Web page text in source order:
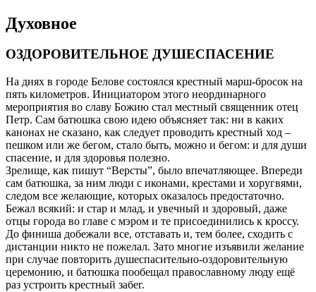
Духовное
ОЗДОРОВИТЕЛЬНОЕ ДУШЕСПАСЕНИЕ
На днях в городе Белове состоялся крестный марш-бросок на
пять километров. Инициатором этого неординарного
мероприятия во славу Божию стал местный священник отец
Петр. Сам батюшка свою идею объясняет так: ни в каких
канонах не сказано, как следует проводить крестный ход –
пешком или же бегом, стало быть, можно и бегом: и для души
спасение, и для здоровья полезно.
Зрелище, как пишут “Версты”, было впечатляющее. Впереди
сам батюшка, за ним люди с иконами, крестами и хоругвями,
следом все желающие, которых оказалось предостаточно.
Бежал всякий: и стар и млад, и увечный и здоровый, даже
отцы города во главе с мэром и те присоединились к кроссу.
До финиша добежали все, отставать и, тем более, сходить с
дистанции никто не пожелал. Зато многие изъявили желание
при случае повторить душеспасительно-оздоровительную
церемонию, и батюшка пообещал православному люду ещё
раз устроить крестный забег.